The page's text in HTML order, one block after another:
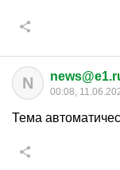
N 00:08,
Тема